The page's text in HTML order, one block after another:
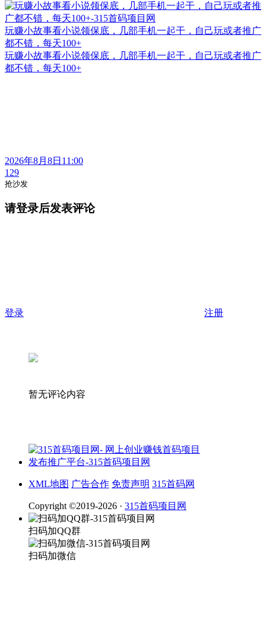
玩赚小故事看小说领保底，几部手机一起干，自己玩或者推广
都不错，每天100+
玩赚小故事看小说领保底，几部手机一起干，自己玩或者推广
都不错，每天100+
2026年8月8日11:00
129
抢沙发
请登录后发表评论
登录 注册
暂无评论内容
XML地图 广告合作 免责声明 315首码网
Copyright ©2019-2026 · 315首码项目网
扫码加QQ群
扫码加微信